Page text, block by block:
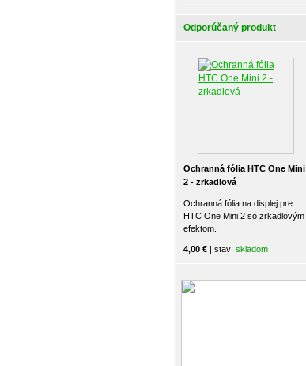
Odporúčaný produkt
Ochranná fólia HTC One Mini
2 - zrkadlová
Ochranná fólia na displej pre
HTC One Mini 2 so zrkadlovým
efektom.
4,00 € | stav: skladom